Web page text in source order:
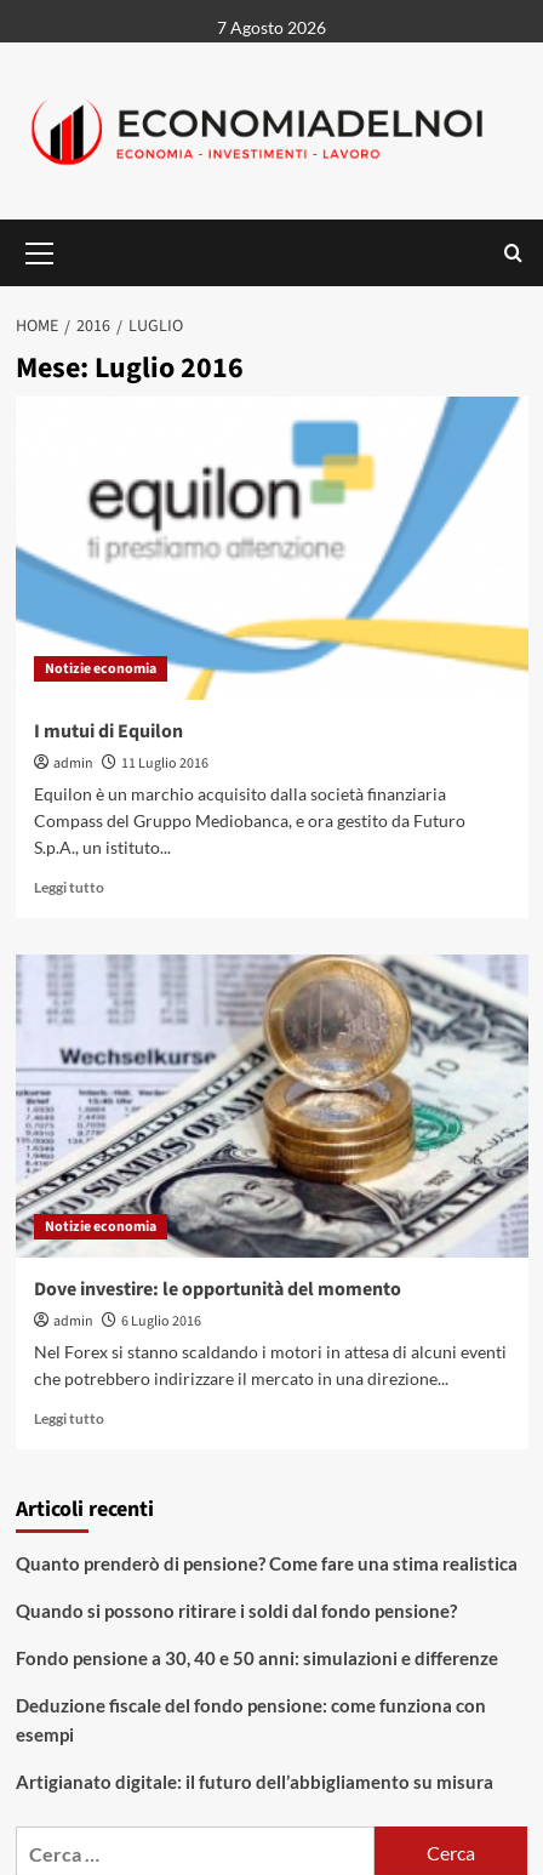
al
7 Agosto 2026
principale
HOME 2016 LUGLIO
Mese: Luglio 2016
Notizie economia
I mutui di Equilon
admin
11 Luglio 2016
Equilon è un marchio acquisito dalla società finanziaria
Compass del Gruppo Mediobanca, e ora gestito da Futuro
S.p.A., un istituto...
Leggi tuttoLeggi
su
mutui
di
Equilon
Notizie economia
Dove investire: le opportunità del momento
admin
6 Luglio 2016
Nel Forex si stanno scaldando i motori in attesa di alcuni eventi
che potrebbero indirizzare il mercato in una direzione...
Leggi tuttoLeggi
Dove
opportunità
momento
Articoli recenti
Quanto prenderò di pensione? Come fare una stima realistica
Quando si possono ritirare i soldi dal fondo pensione?
Fondo pensione a 30, 40 e 50 anni: simulazioni e differenze
Deduzione fiscale del fondo pensione: come funziona con
esempi
Artigianato digitale: il futuro dell’abbigliamento su misura